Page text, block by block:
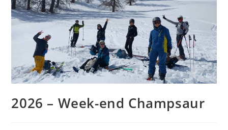
2026 – Week-end Champsaur